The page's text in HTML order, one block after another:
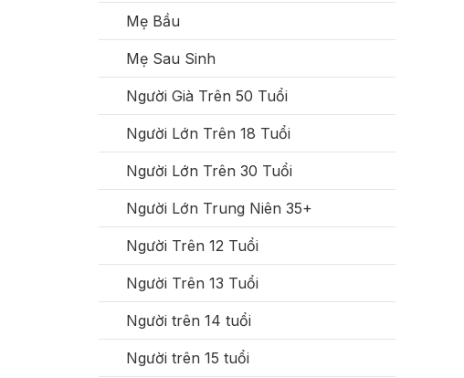
Mẹ Bầu
Mẹ Sau Sinh
Người Già Trên 50 Tuổi
Người Lớn Trên 18 Tuổi
Người Lớn Trên 30 Tuổi
Người Lớn Trung Niên 35+
Người Trên 12 Tuổi
Người Trên 13 Tuổi
Người trên 14 tuổi
Người trên 15 tuổi